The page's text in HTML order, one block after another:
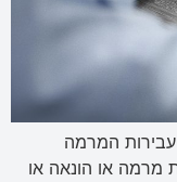
המרמה
מרמה או הונאה או